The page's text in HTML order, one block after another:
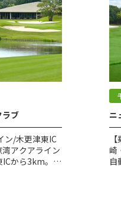
ラブ
ン/木更津東IC
アクアライン
から3km。
ニ
崎
自